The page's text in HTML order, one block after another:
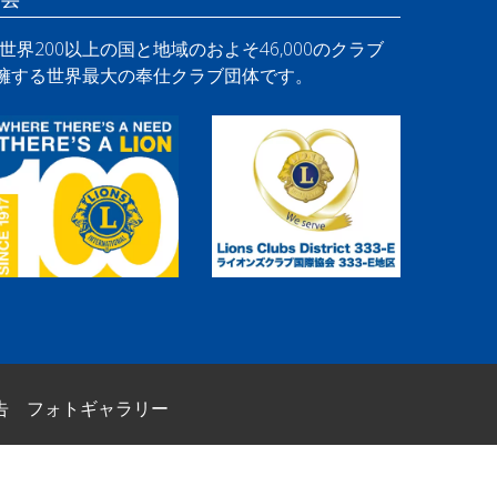
界200以上の国と地域のおよそ46,000のクラブ
る世界最大の奉仕クラブ団体です。
フォトギャラリー